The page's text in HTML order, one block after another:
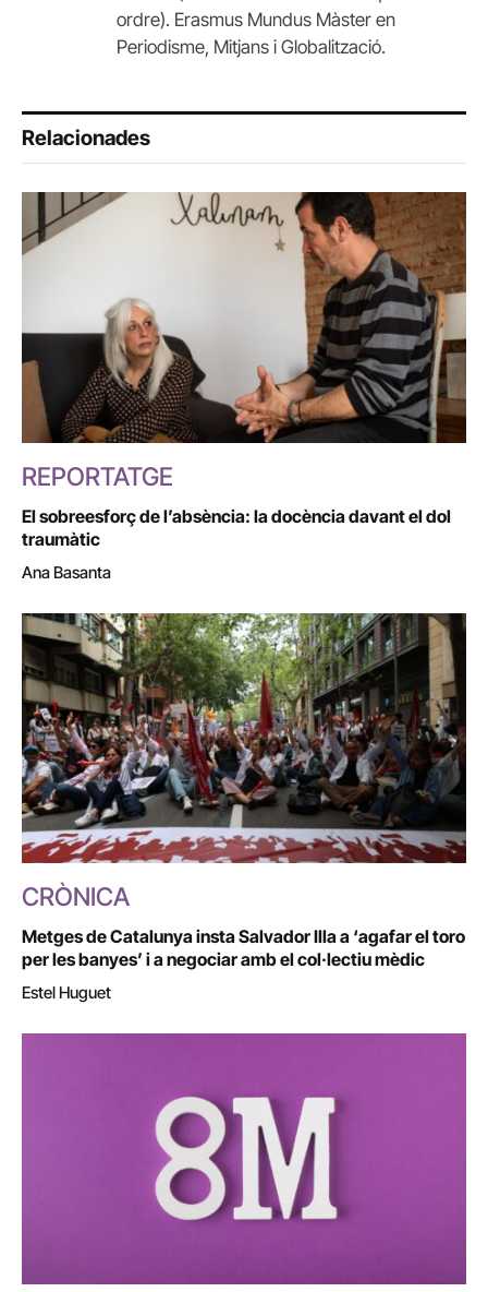
ordre). Erasmus Mundus Màster en
Periodisme, Mitjans i Globalització.
Relacionades
REPORTATGE
El sobreesforç de l’absència: la docència davant el dol
traumàtic
Ana Basanta
CRÒNICA
Metges de Catalunya insta Salvador Illa a ‘agafar el toro
per les banyes’ i a negociar amb el col·lectiu mèdic
Estel Huguet